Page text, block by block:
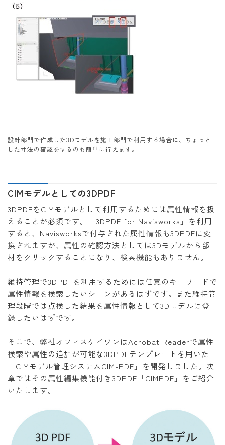
設計部門で作成した3Dモデルを施工部門で利用する場合に、ちょっと
した寸法の確認をするのも簡単に行えます。
CIMモデルとしての3DPDF
3DPDFをCIMモデルとして利用するためには属性情報を扱
えることが必須です。「3DPDF for Navisworks」を利用
すると、Navisworksで付与された属性情報も3DPDFに変
換されますが、属性の確認方法としては3Dモデルから部
材をクリックすることになり、検索機能もありません。
維持管理で3DPDFを利用するためには任意のキーワードで
属性情報を検索したいシーンがあるはずです。また維持管
理段階では点検した結果を属性情報として3Dモデルに登
録したいはずです。
そこで、弊社オフィスケイワンはAcrobat Readerで属性
検索や属性の追加が可能な3DPDFテンプレートを用いた
「CIMモデル管理システムCIM-PDF」を開発しました。次
章ではその属性編集機能付き3DPDF「CIMPDF」をご紹介
いたします。